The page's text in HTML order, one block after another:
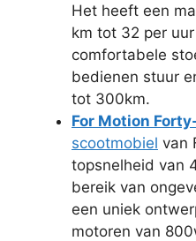
Het heeft een
km tot 32 per
comfortabele
bedienen stuur
tot 300km.
For Motion
scootmobiel van
topsnelheid van
bereik van
een uniek
motoren van